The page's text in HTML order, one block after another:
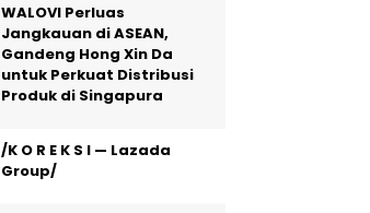
WALOVI Perluas
Jangkauan di ASEAN,
Gandeng Hong Xin Da
untuk Perkuat Distribusi
Produk di Singapura
/K O R E K S I — Lazada
Group/